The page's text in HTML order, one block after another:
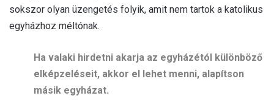
sokszor olyan üzengetés folyik, amit nem tartok a katolikus
egyházhoz méltónak.
Ha valaki hirdetni akarja az egyházétól különböző
elképzeléseit, akkor el lehet menni, alapítson
másik egyházat.